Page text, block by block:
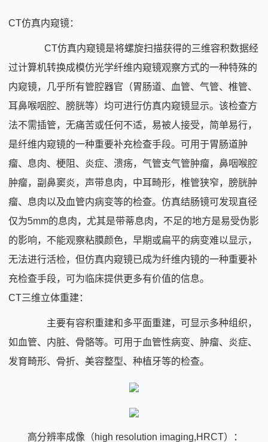
CT仿真内窥镜：
CT仿真内窥镜是将螺旋扫描获得的三维容积数据经
过计算机转换成模仿光学纤维内窥镜观察方式的一种特殊的
内窥镜，几乎所有管腔器官（胃肠道、血管、气管、椎管、
耳鼻喉咽腔、膀胱等）均可进行仿真内窥镜显示。该检查方
法不需插管，无痛苦或任何不适，易被人接受，简单易行，
是纤维内窥镜的一种重要补充检查手段。可用于胃肠道肿
瘤、息肉、梗阻、炎症、溃疡，气管支气管肿瘤，鼻咽喉腔
肿瘤，副鼻窦炎，声带息肉，中耳畸形，椎管狭窄，膀胱肿
瘤、息肉以及血管内病变等的检查。仿真结肠镜可发现直径
仅为5mm的息肉，尤其是带蒂息肉，不足的地方是易受伪影
的影响，不能观察粘膜颜色，早期或扁平的病变难以显示，
无法进行活检，但仿真内窥镜已成为纤维内镜的一种重要补
充检查手段，可为临床提供更多有价值的信息。
CT三维立体重建：
主要有容积重建和多平面重建，可显示多种组织，
如血管、内脏、骨骼等。可用于血管性病变、肿瘤、炎症、
发育畸形、骨折、美容整型、种植牙等的检查。
高分辨率成像（high resolution imaging,HRCT）：